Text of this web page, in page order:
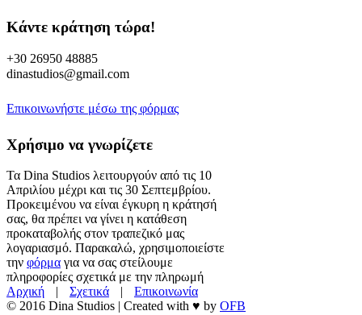
Κάντε κράτηση τώρα!
+30 26950 48885
dinastudios@gmail.com
Επικοινωνήστε μέσω της φόρμας
Χρήσιμο να γνωρίζετε
Τα Dina Studios λειτουργούν από τις 10
Απριλίου μέχρι και τις 30 Σεπτεμβρίου.
Προκειμένου να είναι έγκυρη η κράτησή
σας, θα πρέπει να γίνει η κατάθεση
προκαταβολής στον τραπεζικό μας
λογαριασμό. Παρακαλώ, χρησιμοποιείστε
την φόρμα για να σας στείλουμε
πληροφορίες σχετικά με την πληρωμή
Αρχική
Σχετικά
Επικοινωνία
© 2016 Dina Studios | Created with ♥ by OFB